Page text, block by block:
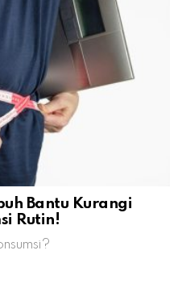
Bantu Kurangi
Rutin!